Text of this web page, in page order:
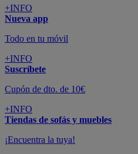
+INFO
Nueva app
Todo en tu móvil
+INFO
Suscríbete
Cupón de dto. de 10€
+INFO
Tiendas de sofás y muebles
¡Encuentra la tuya!